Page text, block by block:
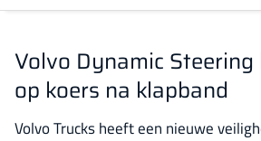
Volvo Dynamic
op koers na klapband
Volvo Trucks heeft een nieuwe